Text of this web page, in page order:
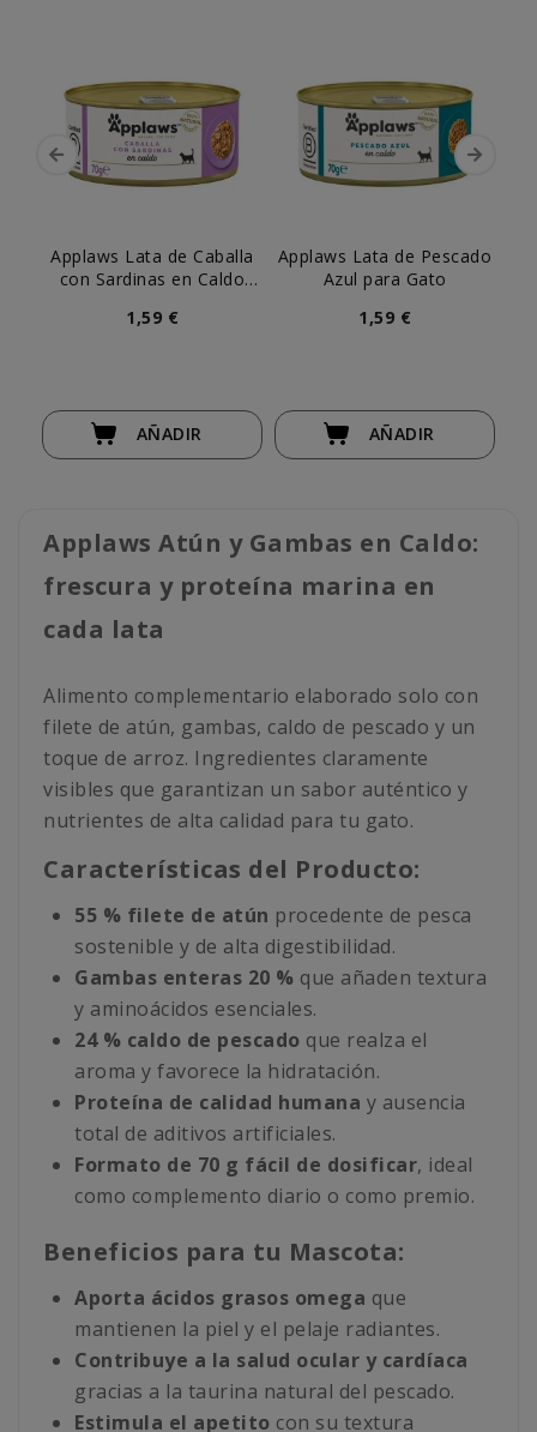
Applaws Lata de Caballa
con Sardinas en Caldo
1,59 €
AÑADIR
Applaws Lata de Pescado
Azul para Gato
1,59 €
AÑADIR
Applaws Atún y Gambas en Caldo:
frescura y proteína marina en
cada lata
Alimento complementario elaborado solo con
filete de atún, gambas, caldo de pescado y un
toque de arroz. Ingredientes claramente
visibles que garantizan un sabor auténtico y
nutrientes de alta calidad para tu gato.
Características del Producto:
55 % filete de atún procedente de pesca
sostenible y de alta digestibilidad.
Gambas enteras 20 % que añaden textura
y aminoácidos esenciales.
24 % caldo de pescado que realza el
aroma y favorece la hidratación.
Proteína de calidad humana y ausencia
total de aditivos artificiales.
Formato de 70 g fácil de dosificar, ideal
como complemento diario o como premio.
Beneficios para tu Mascota:
Aporta ácidos grasos omega que
mantienen la piel y el pelaje radiantes.
Contribuye a la salud ocular y cardíaca
gracias a la taurina natural del pescado.
Estimula el apetito con su textura